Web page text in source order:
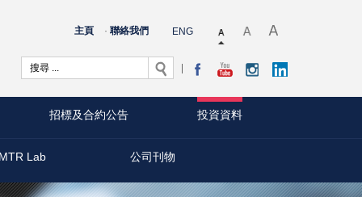
主頁 聯絡我們 ENG
招標及合約公告 投資資料
Lab 公司刊物